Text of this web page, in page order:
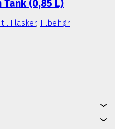
(0,85 L)
Flasker,Tilbehør